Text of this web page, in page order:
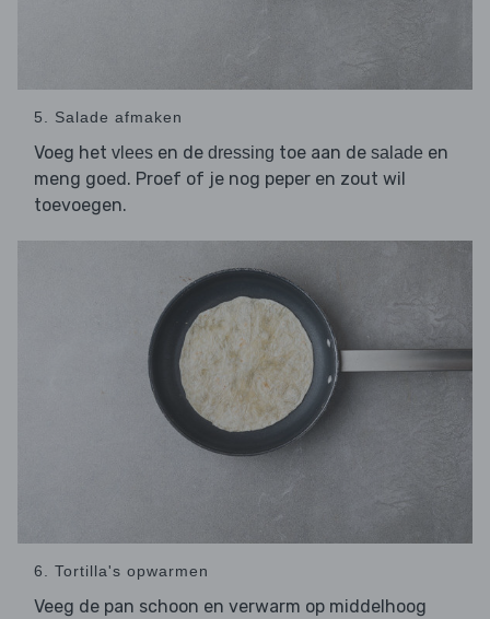
5. Salade afmaken
Voeg het vlees en de dressing toe aan de salade en
meng goed. Proef of je nog peper en zout wil
toevoegen.
6. Tortilla's opwarmen
Veeg de pan schoon en verwarm op middelhoog